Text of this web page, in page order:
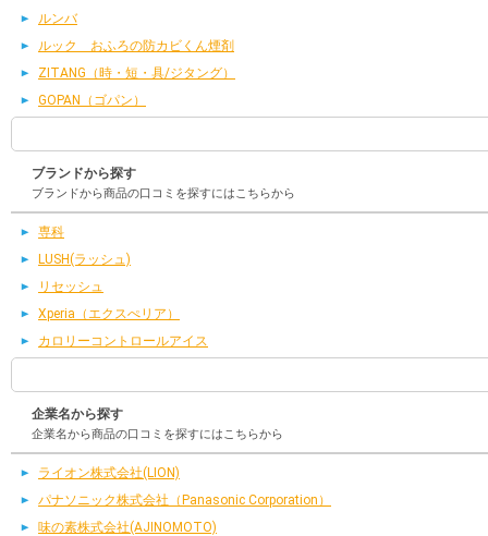
ルンバ
ルック おふろの防カビくん煙剤
ZITANG（時・短・具/ジタング）
GOPAN（ゴパン）
ブランドから探す
ブランドから商品の口コミを探すにはこちらから
専科
LUSH(ラッシュ)
リセッシュ
Xperia（エクスぺリア）
カロリーコントロールアイス
企業名から探す
企業名から商品の口コミを探すにはこちらから
ライオン株式会社(LION)
パナソニック株式会社（Panasonic Corporation）
味の素株式会社(AJINOMOTO)